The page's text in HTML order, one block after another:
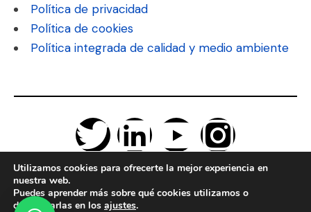
Política de privacidad
Política de cookies
Política integrada de calidad y medio ambiente
Utilizamos cookies para ofrecerte la mejor experiencia en
nuestra web.
Puedes aprender más sobre qué cookies utilizamos o
desactivarlas en los ajustes.